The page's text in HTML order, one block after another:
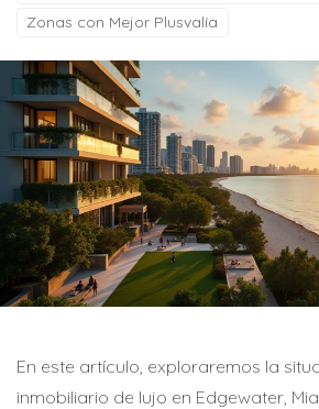
Zonas con Mejor Plusvalía
En este artículo, exploraremos la
inmobiliario de lujo en Edgewater,